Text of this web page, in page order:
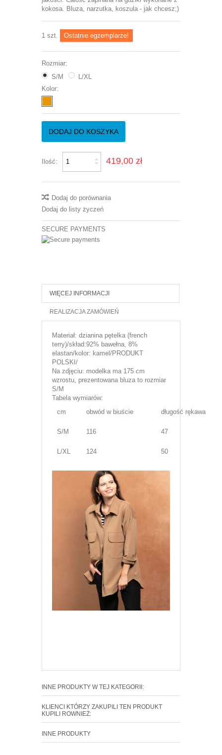
kokosa. Bluza, narzutka, koszula - jak chcesz;)
1 szt. Ostatnie egzemplarze!
Rozmiar:
S/M
L/XL
Kolor:
DODAJ DO KOSZYKA
Ilość: 419,00 zł
Dodaj do porównania
Dodaj do listy życzeń
SECURE PAYMENTS
WIĘCEJ INFORMACJI
REALIZACJA ZAMÓWIEŃ
Materiał: dzianina pętelka (french
terry)/skład:92% bawełna, 8%
elastan/kolor: kamel/PRODUKT
POLSKI/
Na zdjęciu: modelka ma 175 cm
wzrostu, prezentowana bluza to rozmiar
S/M
Tabela wymiarów:
cm
obwód w biuście długość rękawa
S/M 116 47
L/XL 124 50
INNE PRODUKTY W TEJ KATEGORII:
KLIENCI KTÓRZY ZAKUPILI TEN PRODUKT
KUPILI ROWNIEŻ:
INNE PRODUKTY